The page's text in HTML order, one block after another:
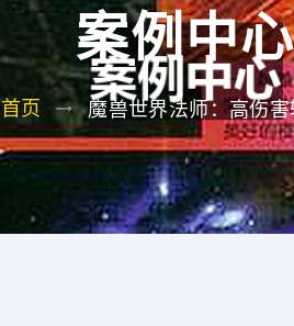
案例中心
首页 魔兽世界法师：高伤